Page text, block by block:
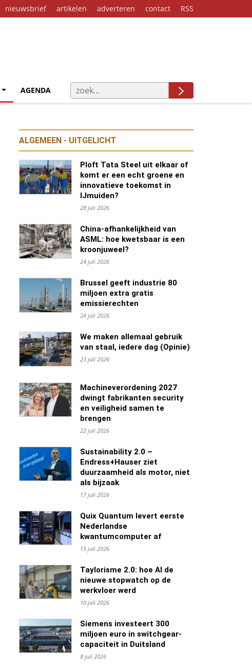
nieuwsbrief artikelen adverteren contact RSS
AGENDA
ALGEMEEN - UITGELICHT
Ploft Tata Steel uit elkaar of
komt er een echt groene en
innovatieve toekomst in
IJmuiden?
28 juli 2026
China-afhankelijkheid van
ASML: hoe kwetsbaar is een
kroonjuweel?
24 juli 2026
Brussel geeft industrie 80
miljoen extra gratis
emissierechten
24 juli 2026
We maken allemaal gebruik
van staal, iedere dag (Opinie)
23 juli 2026
Machineverordening 2027
dwingt fabrikanten security
en veiligheid samen te
brengen
22 juli 2026
Sustainability 2.0 –
Endress+Hauser ziet
duurzaamheid als motor, niet
als bijzaak
17 juli 2026
Quix Quantum levert eerste
Nederlandse
kwantumcomputer af
15 juli 2026
Taylorisme 2.0: hoe AI de
nieuwe stopwatch op de
werkvloer werd
10 juli 2026
Siemens investeert 300
miljoen euro in switchgear-
capaciteit in Duitsland
8 juli 2026